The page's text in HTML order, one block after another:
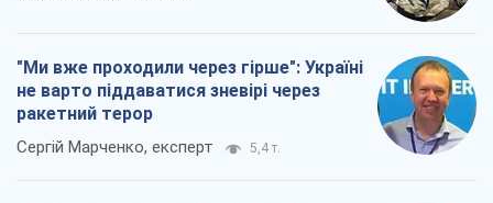
"Ми вже проходили через гірше": Україні
не варто піддаватися зневірі через
ракетний терор
Сергій Марченко, експерт 5,4 т.